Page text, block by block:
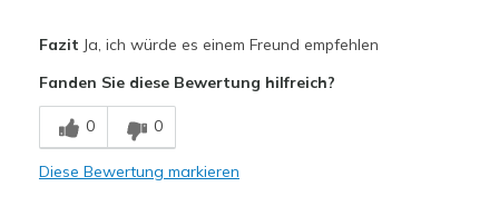
Bequem
Hübsch
Fazit Ja, ich würde es einem Freund empfehlen
Fanden Sie diese Bewertung hilfreich?
0 0
Diese Bewertung markieren